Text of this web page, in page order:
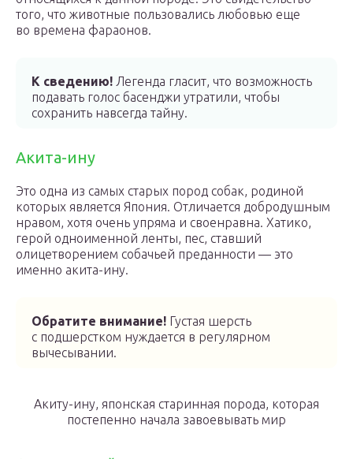
того, что животные пользовались любовью еще
во времена фараонов.
К сведению! Легенда гласит, что возможность
подавать голос басенджи утратили, чтобы
сохранить навсегда тайну.
Акита-ину
Это одна из самых старых пород собак, родиной
которых является Япония. Отличается добродушным
нравом, хотя очень упряма и своенравна. Хатико,
герой одноименной ленты, пес, ставший
олицетворением собачьей преданности — это
именно акита-ину.
Обратите внимание! Густая шерсть
с подшерстком нуждается в регулярном
вычесывании.
Акиту-ину, японская старинная порода, которая
постепенно начала завоевывать мир